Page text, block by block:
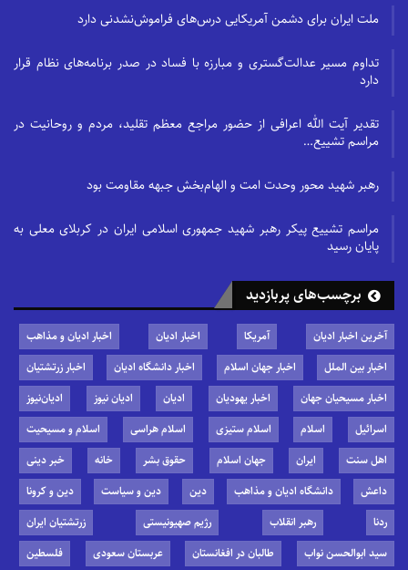
ملت ایران برای دشمن آمریکایی درس‌های فراموش‌نشدنی دارد
تداوم مسیر عدالت‌گستری و مبارزه با فساد در صدر برنامه‌های نظام قرار
دارد
تقدیر آیت الله اعرافی از حضور مراجع معظم تقلید، مردم و روحانیت در
مراسم تشییع…
رهبر شهید محور وحدت امت و الهام‌بخش جبهه مقاومت بود
مراسم تشییع پیکر رهبر شهید جمهوری اسلامی ایران در کربلای معلی به
پایان رسید
برچسب‌های پربازدید
آخرین اخبار ادیان آمریکا اخبار ادیان
اخبار ادیان و مذاهب
اخبار بین الملل
اخبار جهان اسلام اخبار دانشگاه ادیان
اخبار زرتشتیان
اخبار مسیحیان جهان
اخبار یهودیان ادیان ادیان نیوز
ادیان‌نیوز
اسرائیل
اسلام اسلام ستیزی اسلام هراسی
اسلام و مسیحیت
اهل سنت
ایران جهان اسلام حقوق بشر خانه
خبر دینی
داعش
دانشگاه ادیان و مذاهب دین دین و سیاست
دین و کرونا
ردنا
رهبر انقلاب رژیم صهیونیستی
زرتشتیان ایران
سید ابوالحسن نواب
طالبان در افغانستان عربستان سعودی فلسطین